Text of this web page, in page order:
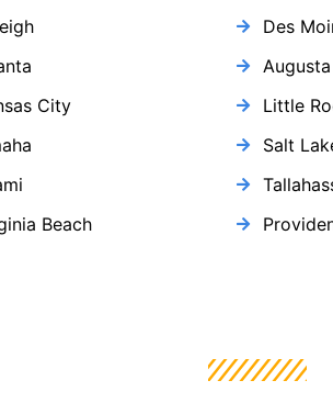
City
Beach
Des
Augusta
Little
Salt